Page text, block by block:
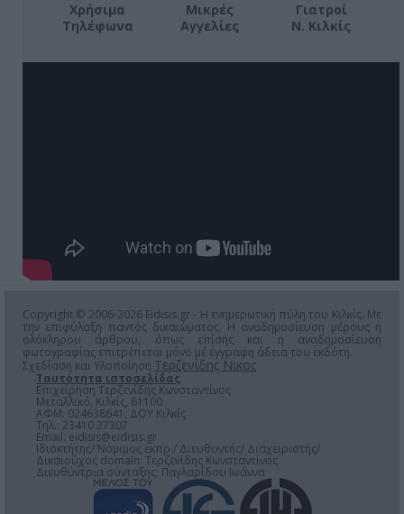
Χρήσιμα
Τηλέφωνα
Μικρές
Αγγελίες
Γιατροί
Ν. Κιλκίς
Copyright © 2006-2026 Eidisis.gr - Η ενημερωτική πύλη του Κιλκίς. Με
την επιφύλαξη παντός δικαιώματος. Η αναδημοσίευση μέρους ή
ολόκληρου άρθρου, όπως επίσης και η αναδημοσίευση
φωτογραφίας επιτρέπεται μόνο μέ έγγραφη άδεια του εκδότη.
Σχεδίαση και Υλοποίηση Τερζενίδης Νικος
Ταυτότητα ιστοσελίδας
Επιχείρηση Τερζενίδης Κωνσταντίνος
Μεταλλικό, Κιλκίς, 61100
ΑΦΜ: 024638641, ΔΟΥ Κιλκίς
Τηλ.: 23410 27307
Email: eidisis@eidisis.gr
Ιδιοκτήτης/ Νόμιμος εκπρ./ Διευθυντής/ Διαχειριστής/
Δικαιούχος domain: Τερζενίδης Κωνσταντίνος
Διευθύντρια σύνταξης: Παγλαρίδου Ιωάννα